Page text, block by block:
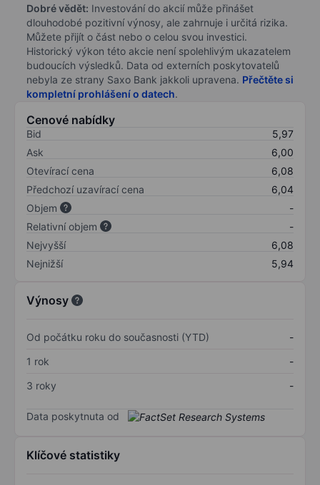
Dobré vědět: Investování do akcií může přinášet
dlouhodobé pozitivní výnosy, ale zahrnuje i určitá rizika.
Můžete přijít o část nebo o celou svou investici.
Historický výkon této akcie není spolehlivým ukazatelem
budoucích výsledků. Data od externích poskytovatelů
nebyla ze strany Saxo Bank jakkoli upravena. Přečtěte si
kompletní prohlášení o datech.
Cenové nabídky
Bid
5,97
Ask
6,00
Otevírací cena
6,08
Předchozí uzavírací cena
6,04
Objem
-
Relativní objem
-
Nejvyšší
6,08
Nejnižší
5,94
Výnosy
Od počátku roku do současnosti (YTD)
-
1 rok
-
3 roky
-
Data poskytnuta od
Klíčové statistiky